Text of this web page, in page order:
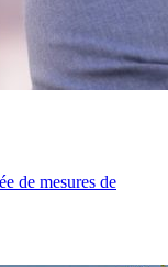
de mesures de